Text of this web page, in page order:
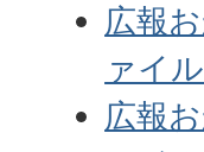
広報
ァイ
広報